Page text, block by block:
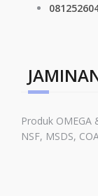
Produk
NSF, MSDS,